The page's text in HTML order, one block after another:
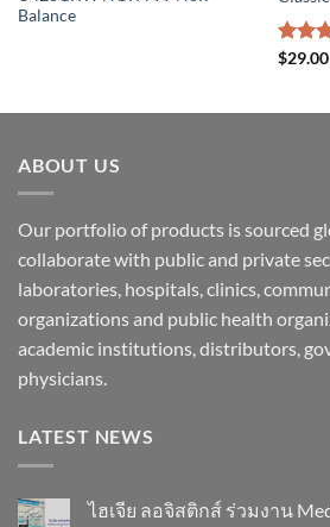
Balance
ให้
ตั้งแต่
$29.00
ABOUT US
Our portfolio of products is sourced
collaborate with public and private
laboratories, hospitals, clinics,
organizations and public health
academic institutions, distributors,
physicians.
LATEST NEWS
ไฮเจีย ลอจิสติกส์ ร่วมงาน